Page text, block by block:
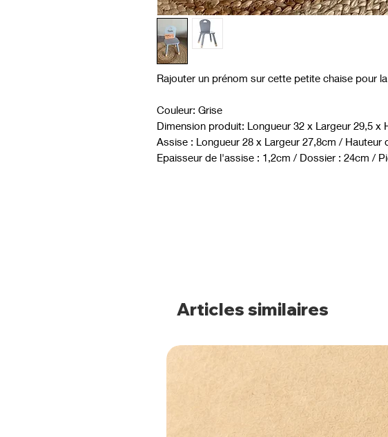
Rajouter un prénom sur cette petite chaise pour
Couleur: Grise
Dimension produit: Longueur 32 x Largeur 29,5 x
Assise : Longueur 28 x Largeur 27,8cm / Hauteur
Epaisseur de l'assise : 1,2cm / Dossier : 24cm /
Articles similaires